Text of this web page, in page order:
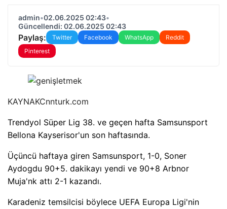
admin•02.06.2025 02:43•
Güncellendi: 02.06.2025 02:43
Paylaş: Twitter Facebook WhatsApp
Reddit
Pinterest
KAYNAKCnnturk.com
Trendyol Süper Lig 38. ve geçen hafta Samsunsport
Bellona Kayserisor'un son haftasında.
Üçüncü haftaya giren Samsunsport, 1-0, Soner
Aydogdu 90+5. dakikayı yendi ve 90+8 Arbnor
Muja'nk attı 2-1 kazandı.
Karadeniz temsilcisi böylece UEFA Europa Ligi'nin